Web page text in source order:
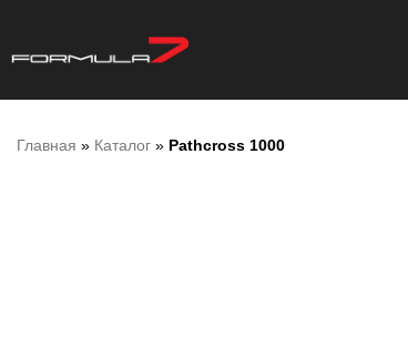
Главная » Каталог » Pathcross 1000